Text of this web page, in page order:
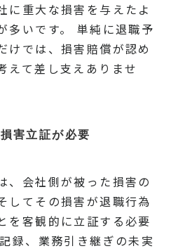
に重大な損害を与えたよ
多いです。 単純に退職予
けでは、損害賠償が認め
えて差し支えありませ
害立証が必要
、会社側が被った損害の
してその損害が退職行為
を客観的に立証する必要
録、業務引き継ぎの未実